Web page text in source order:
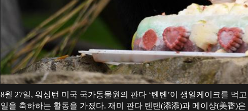
8월 27일, 워싱턴 미국 국가동물원의 판다 ‘톈톈’이 생일케이크를 먹
일을 축하하는 활동을 가졌다. 재미 판다 톈톈(添添)과 메이샹(美香)